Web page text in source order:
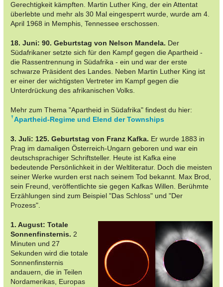
Gerechtigkeit kämpften. Martin Luther King, der ein Attentat
überlebte und mehr als 30 Mal eingesperrt wurde, wurde am 4.
April 1968 in Memphis, Tennessee erschossen.
18. Juni: 90. Geburtstag von Nelson Mandela. Der
Südafrikaner setzte sich für den Kampf gegen die Apartheid -
die Rassentrennung in Südafrika - ein und war der erste
schwarze Präsident des Landes. Neben Martin Luther King ist
er einer der wichtigsten Vertreter im Kampf gegen die
Unterdrückung des afrikanischen Volks.
Mehr zum Thema "Apartheid in Südafrika" findest du hier:
Apartheid-Regime und Elend der Townships
3. Juli: 125. Geburtstag von Franz Kafka. Er wurde 1883 in
Prag im damaligen Österreich-Ungarn geboren und war ein
deutschsprachiger Schriftsteller. Heute ist Kafka eine
bedeutende Persönlichkeit in der Weltliteratur. Doch die meisten
seiner Werke wurden erst nach seinem Tod bekannt. Max Brod,
sein Freund, veröffentlichte sie gegen Kafkas Willen. Berühmte
Erzählungen sind zum Beispiel "Das Schloss" und "Der
Prozess".
1. August: Totale
Sonnenfinsternis. 2
Minuten und 27
Sekunden wird die totale
Sonnenfinsternis
andauern, die in Teilen
Nordamerikas, Europas